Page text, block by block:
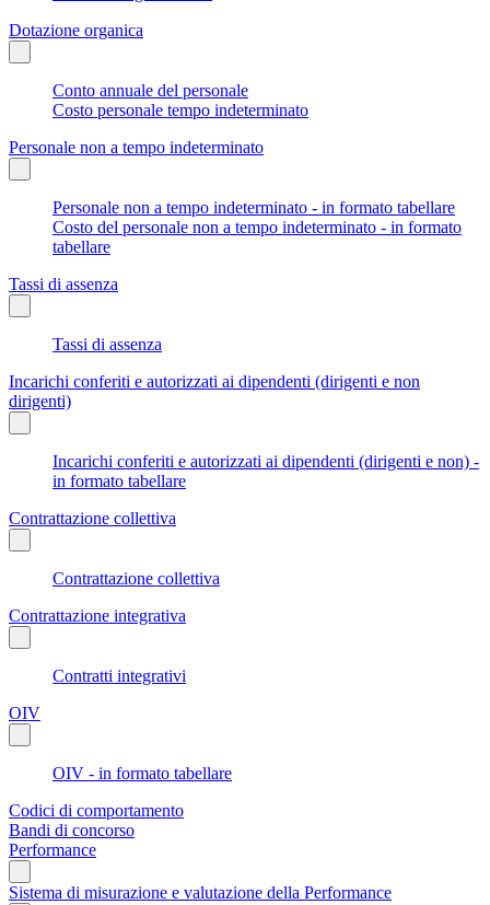
Dotazione organica
Conto annuale del personale
Costo personale tempo indeterminato
Personale non a tempo indeterminato
Personale non a tempo indeterminato - in formato tabellare
Costo del personale non a tempo indeterminato - in formato
tabellare
Tassi di assenza
Tassi di assenza
Incarichi conferiti e autorizzati ai dipendenti (dirigenti e non
dirigenti)
Incarichi conferiti e autorizzati ai dipendenti (dirigenti e non) -
in formato tabellare
Contrattazione collettiva
Contrattazione collettiva
Contrattazione integrativa
Contratti integrativi
OIV
OIV - in formato tabellare
Codici di comportamento
Bandi di concorso
Performance
Sistema di misurazione e valutazione della Performance